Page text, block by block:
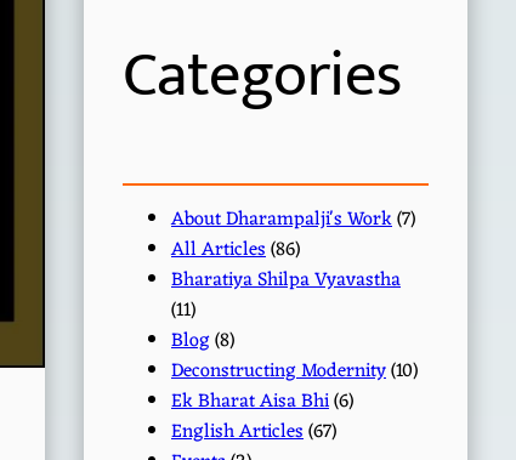
Categories
About Dharampalji's Work(7)
All Articles(86)
Bharatiya Shilpa Vyavastha
(11)
Blog(8)
Deconstructing Modernity(10)
Ek Bharat Aisa Bhi(6)
English Articles(67)